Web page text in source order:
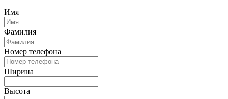
Имя
Фамилия
Номер телефона
Ширина
Высота